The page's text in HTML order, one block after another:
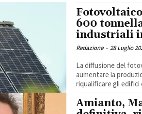
600
industriali
Redazione - 28 Luglio
La diffusione del
aumentare la
riqualificare gli edifici
Amianto,